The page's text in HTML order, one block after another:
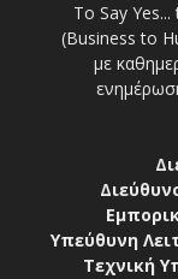
Το Say
(Business to
με
Υπεύθυνη
Τεχνική